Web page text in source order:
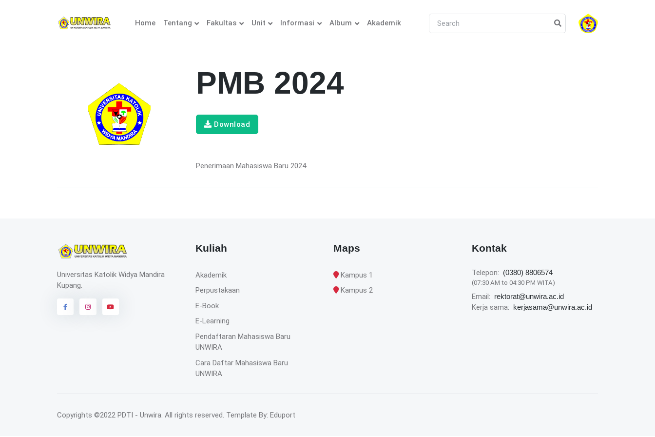
Home Tentang Fakultas Unit Informasi Album Akademik
PMB 2024
Download
Penerimaan Mahasiswa Baru 2024
Universitas Katolik Widya Mandira
Kupang.
Kuliah
Akademik
Perpustakaan
E-Book
E-Learning
Pendaftaran Mahasiswa Baru
UNWIRA
Cara Daftar Mahasiswa Baru
UNWIRA
Maps
Kampus 1
Kampus 2
Kontak
Telepon: (0380) 8806574
(07:30 AM to 04:30 PM WITA)
Email: rektorat@unwira.ac.id
Kerja sama: kerjasama@unwira.ac.id
Copyrights ©2022 PDTI - Unwira. All rights reserved. Template By: Eduport